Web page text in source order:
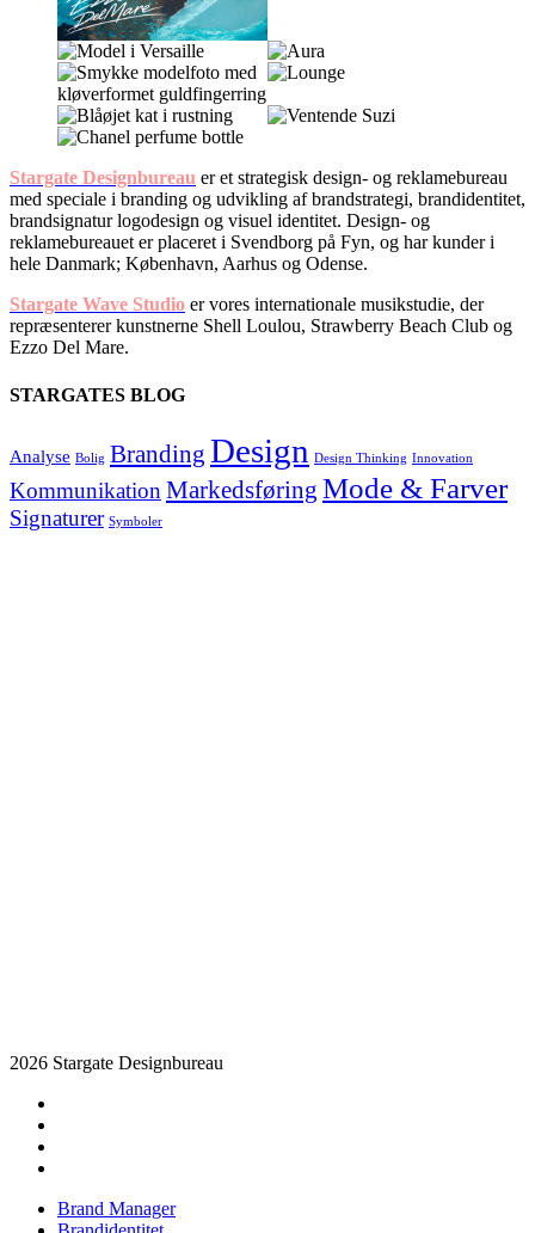
Stargate Designbureau er et strategisk design- og reklamebureau
med speciale i branding og udvikling af brandstrategi, brandidentitet,
brandsignatur logodesign og visuel identitet. Design- og
reklamebureauet er placeret i Svendborg på Fyn, og har kunder i
hele Danmark; København, Aarhus og Odense.
Stargate Wave Studio er vores internationale musikstudie, der
repræsenterer kunstnerne Shell Loulou, Strawberry Beach Club og
Ezzo Del Mare.
STARGATES BLOG
Analyse Bolig Branding Design Design Thinking Innovation
Kommunikation Markedsføring Mode & Farver
Signaturer Symboler
2026 Stargate Designbureau
Close
Menu
Brand Manager